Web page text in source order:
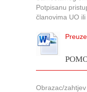
Potpisanu
članovima UO
Obrazac/